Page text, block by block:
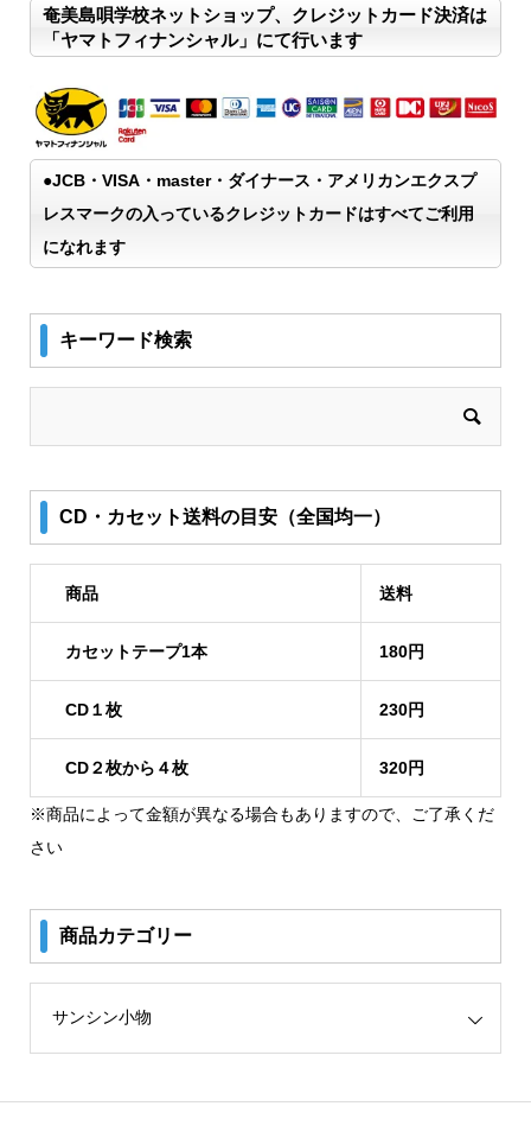
奄美島唄学校ネットショップ、クレジットカード決済は
「ヤマトフィナンシャル」にて行います
●JCB・VISA・master・ダイナース・アメリカンエクスプ
レスマークの入っているクレジットカードはすべてご利用
になれます
キーワード検索
CD・カセット送料の目安（全国均一）
商品 送料
カセットテープ1本 180円
CD１枚 230円
CD２枚から４枚 320円
※商品によって金額が異なる場合もありますので、ご了承くだ
さい
商品カテゴリー